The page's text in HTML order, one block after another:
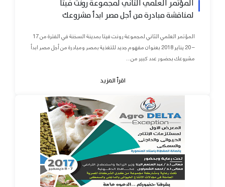
المؤتمر العلمي الثاني لمجموعة رونت فيتا
لمناقشة مبادرة من أجل مصر ابدأ مشروعك
المؤتمر العلمي الثاني لمجموعة رونت فيتا بمدينة السخنة في الفترة من 17
– 20 يناير 2018 بعنوان مفهوم جديد للتغذية بمصر ومبادرة من أجل مصر ابدأ
مشروعك بحضور عدد كبير من...
اقرأ المزيد